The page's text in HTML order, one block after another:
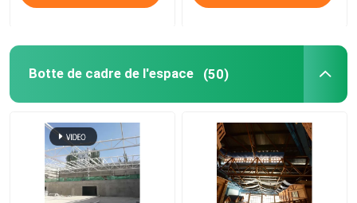
structure métallique de stade
Structure de toit d'entrepôt
Entretien toiture métallique
Botte de cadre de l'espace (50)